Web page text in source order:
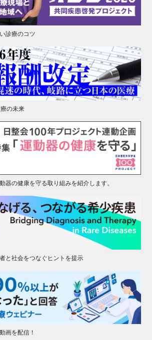
診療のコツ
の未来
器の健康を守る取り組みを紹介します。
と社会をつなぐヒントを提示
画を配信！